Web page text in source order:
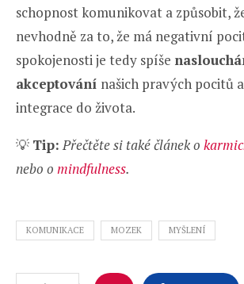
schopnost komunikovat a způsobit,
nevhodně za to, že má negativní
spokojenosti je tedy spíše
akceptování našich pravých pocitů
integrace do života.
💡 Tip: Přečtěte si takéčlánek o
nebo o mindfulness.
KOMUNIKACE MOZEK MYŠLENÍ